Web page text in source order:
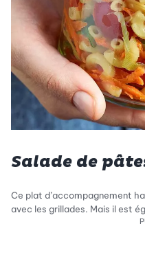
Salade de
Ce plat d’accompagnement
avec les grillades. Mais il est